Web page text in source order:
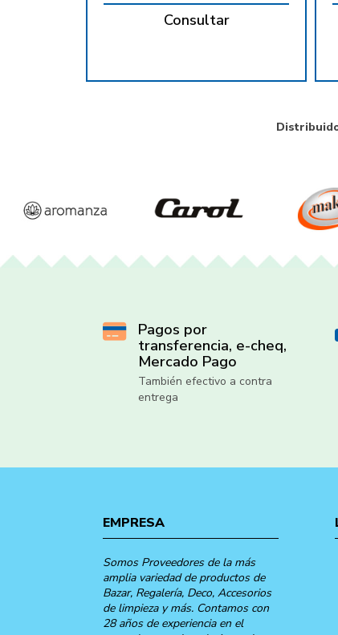
Consultar
Pagos por
transferencia, e-cheq,
Mercado Pago
También efectivo a contra
entrega
EMPRESA
Somos Proveedores de la más
amplia variedad de productos de
Bazar, Regalería, Deco, Accesorios
de limpieza y más. Contamos con
28 años de experiencia en el